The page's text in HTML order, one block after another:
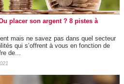
placer son argent ? 8 pistes à
mais ne savez pas dans quel secteur
qui s’offrent à vous en fonction de
de...